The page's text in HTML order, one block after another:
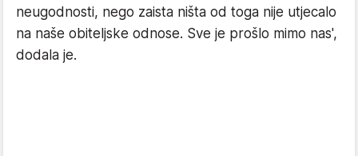
neugodnosti, nego zaista ništa od toga nije utjecalo
na naše obiteljske odnose. Sve je prošlo mimo nas',
dodala je.